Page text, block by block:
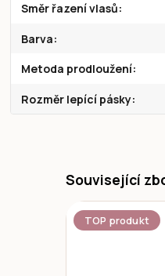
Směr řazení vlasů
Barva
Metoda prodloužení
Rozměr lepící pásky
Související
TOP produkt